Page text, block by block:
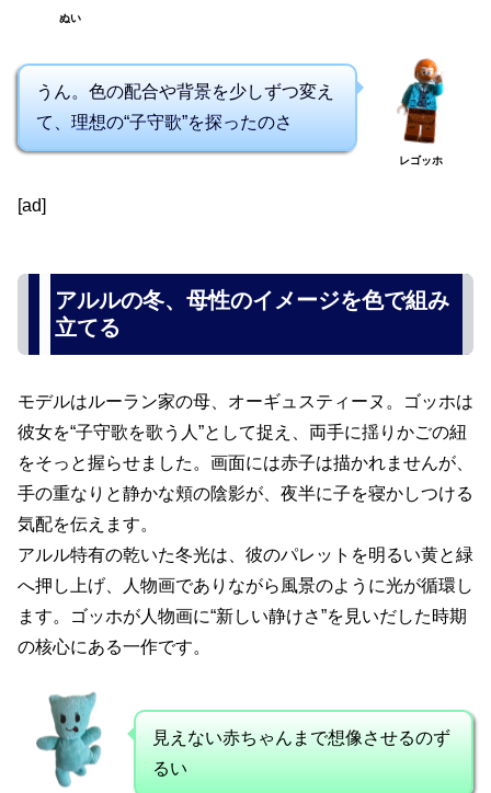
ぬい
うん。色の配合や背景を少しずつ変え
て、理想の“子守歌”を探ったのさ
レゴッホ
[ad]
アルルの冬、母性のイメージを色で組み
立てる
モデルはルーラン家の母、オーギュスティーヌ。ゴッホは
彼女を“子守歌を歌う人”として捉え、両手に揺りかごの紐
をそっと握らせました。画面には赤子は描かれませんが、
手の重なりと静かな頬の陰影が、夜半に子を寝かしつける
気配を伝えます。
アルル特有の乾いた冬光は、彼のパレットを明るい黄と緑
へ押し上げ、人物画でありながら風景のように光が循環し
ます。ゴッホが人物画に“新しい静けさ”を見いだした時期
の核心にある一作です。
見えない赤ちゃんまで想像させるのず
るい